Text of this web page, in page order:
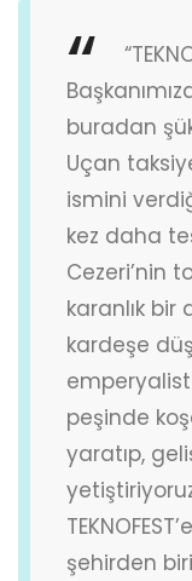
buradan
Uçan
ismini
kez daha
Cezeri’nin
karanlık bir
kardeşe
peşinde
yaratıp,
şehirden